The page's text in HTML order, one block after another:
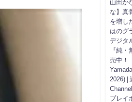
山田か
な】真
を増し
はの
デジタ
『純・
売中
2026) |
プレイ